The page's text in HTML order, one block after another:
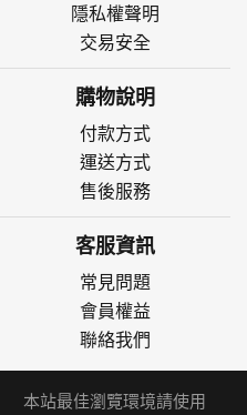
隱私權聲明
交易安全
購物說明
付款方式
運送方式
售後服務
客服資訊
常見問題
會員權益
聯絡我們
本站最佳瀏覽環境請使用